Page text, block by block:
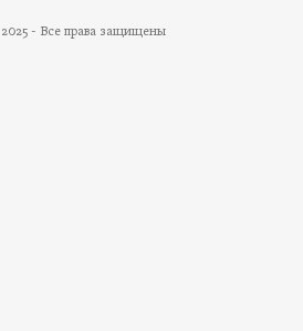
2025 - Все права защищены